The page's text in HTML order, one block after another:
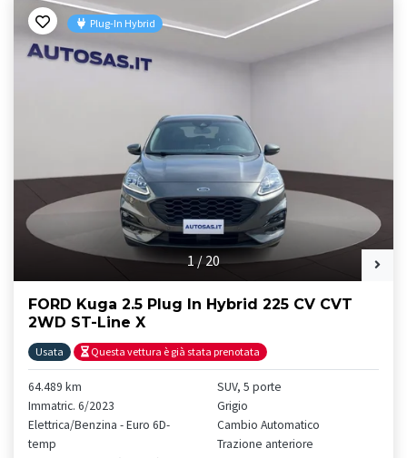
1/20
Plug-In Hybrid
FORD Kuga 2.5 Plug In Hybrid 225 CV CVT
2WD ST-Line X
Usata Questa vettura è già stata prenotata
64.489 km
Immatric. 6/2023
Elettrica/Benzina - Euro 6D-
temp
SUV, 5 porte
Grigio
Cambio Automatico
Trazione anteriore